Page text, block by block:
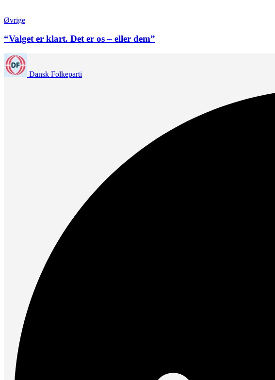
Øvrige
“Valget er klart. Det er os – eller dem”
Dansk Folkeparti